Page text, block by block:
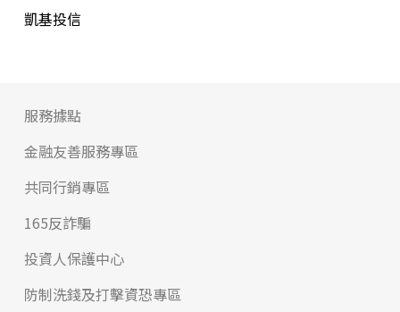
凱基投信
服務據點
金融友善服務專區
共同行銷專區
165反詐騙
投資人保護中心
防制洗錢及打擊資恐專區